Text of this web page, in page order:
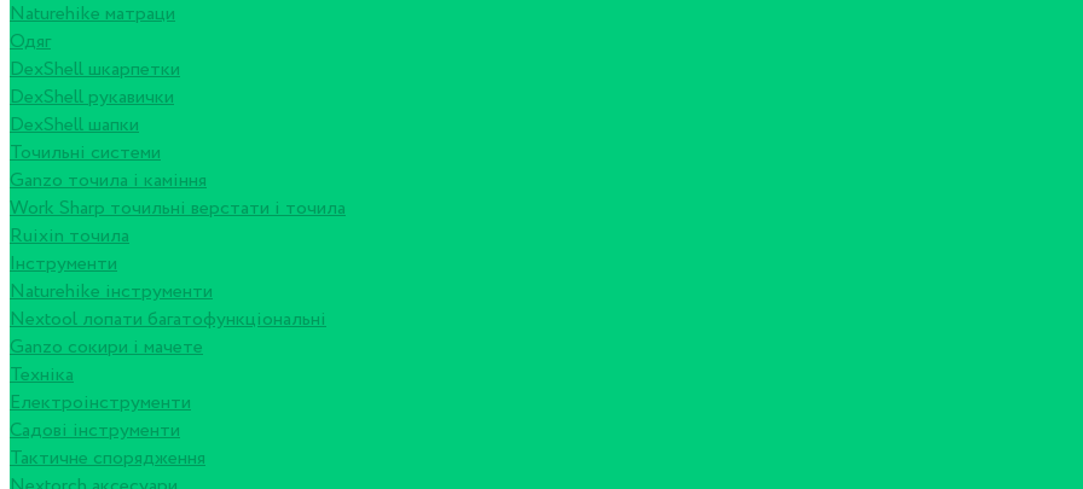
Naturehike матраци
Одяг
DexShell шкарпетки
DexShell рукавички
DexShell шапки
Точильні системи
Ganzo точила і каміння
Work Sharp точильні верстати і точила
Ruixin точила
Інструменти
Naturehike інструменти
Nextool лопати багатофункціональні
Ganzo сокири і мачете
Техніка
Електроінструменти
Садові інструменти
Тактичне спорядження